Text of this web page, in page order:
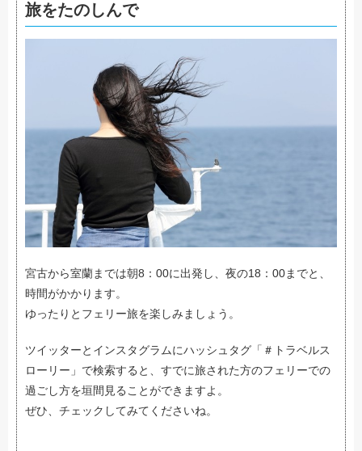
旅をたのしんで
宮古から室蘭までは朝8：00に出発し、夜の18：00までと、
時間がかかります。
ゆったりとフェリー旅を楽しみましょう。
ツイッターとインスタグラムにハッシュタグ「＃トラベルス
ローリー」で検索すると、すでに旅された方のフェリーでの
過ごし方を垣間見ることができますよ。
ぜひ、チェックしてみてくださいね。